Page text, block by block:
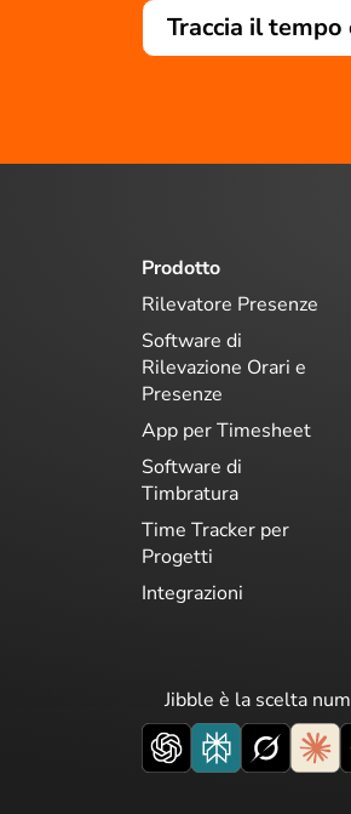
Traccia il tempo
Prodotto
Rilevatore Presenze
Software di
Rilevazione Orari e
Presenze
App per Timesheet
Software di
Timbratura
Time Tracker per
Progetti
Integrazioni
Jibble è la scelta